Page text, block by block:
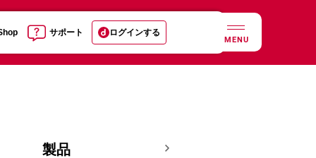
サポート ログインする
MENU
製品